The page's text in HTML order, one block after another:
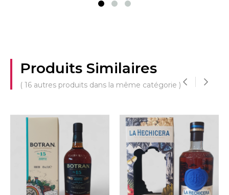
Produits Similaires
( 16 autres produits dans la même catégorie )